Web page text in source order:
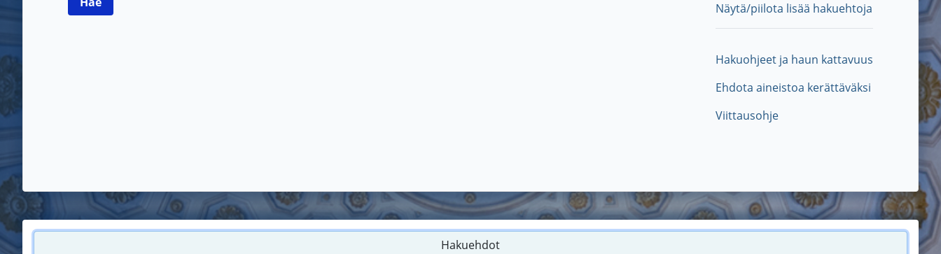
Näytä/piilota lisää hakuehtoja
Hakuohjeet ja haun kattavuus
Ehdota aineistoa kerättäväksi
Viittausohje
Hakuehdot